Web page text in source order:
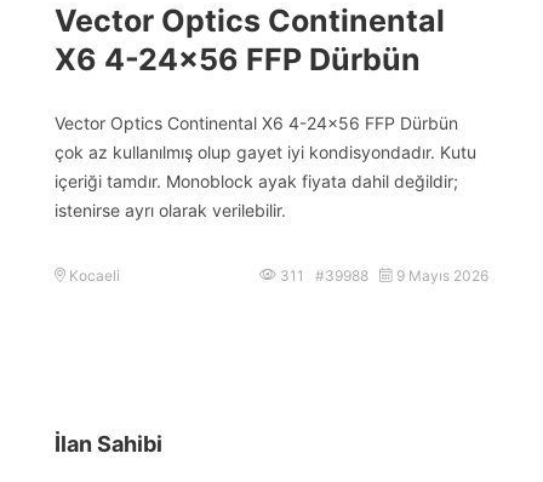
Vector Optics Continental
X6 4-24×56 FFP Dürbün
Vector Optics Continental X6 4-24×56 FFP Dürbün
çok az kullanılmış olup gayet iyi kondisyondadır. Kutu
içeriği tamdır. Monoblock ayak fiyata dahil değildir;
istenirse ayrı olarak verilebilir.
Kocaeli 311 #39988 9 Mayıs 2026
İlan Sahibi